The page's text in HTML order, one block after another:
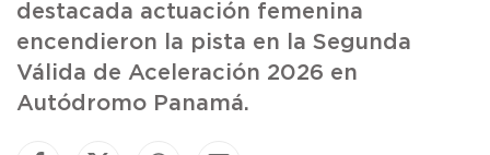
destacada actuación femenina
encendieron la pista en la Segunda
Válida de Aceleración 2026 en
Autódromo Panamá.